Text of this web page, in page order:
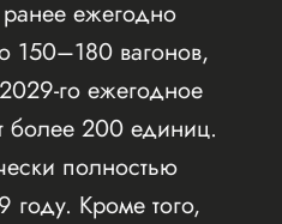
ежегодно
150–180 вагонов,
го ежегодное
более 200 единиц.
полностью
году. Кроме того,